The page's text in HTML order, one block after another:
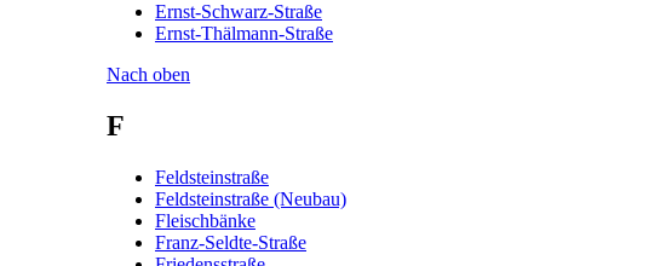
Ernst-Schwarz-Straße
Ernst-Thälmann-Straße
Nach oben
F
Feldsteinstraße
Feldsteinstraße (Neubau)
Fleischbänke
Franz-Seldte-Straße